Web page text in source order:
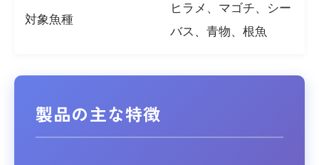
対象魚種
ヒラメ、マゴチ、シー
バス、青物、根魚
製品の主な特徴